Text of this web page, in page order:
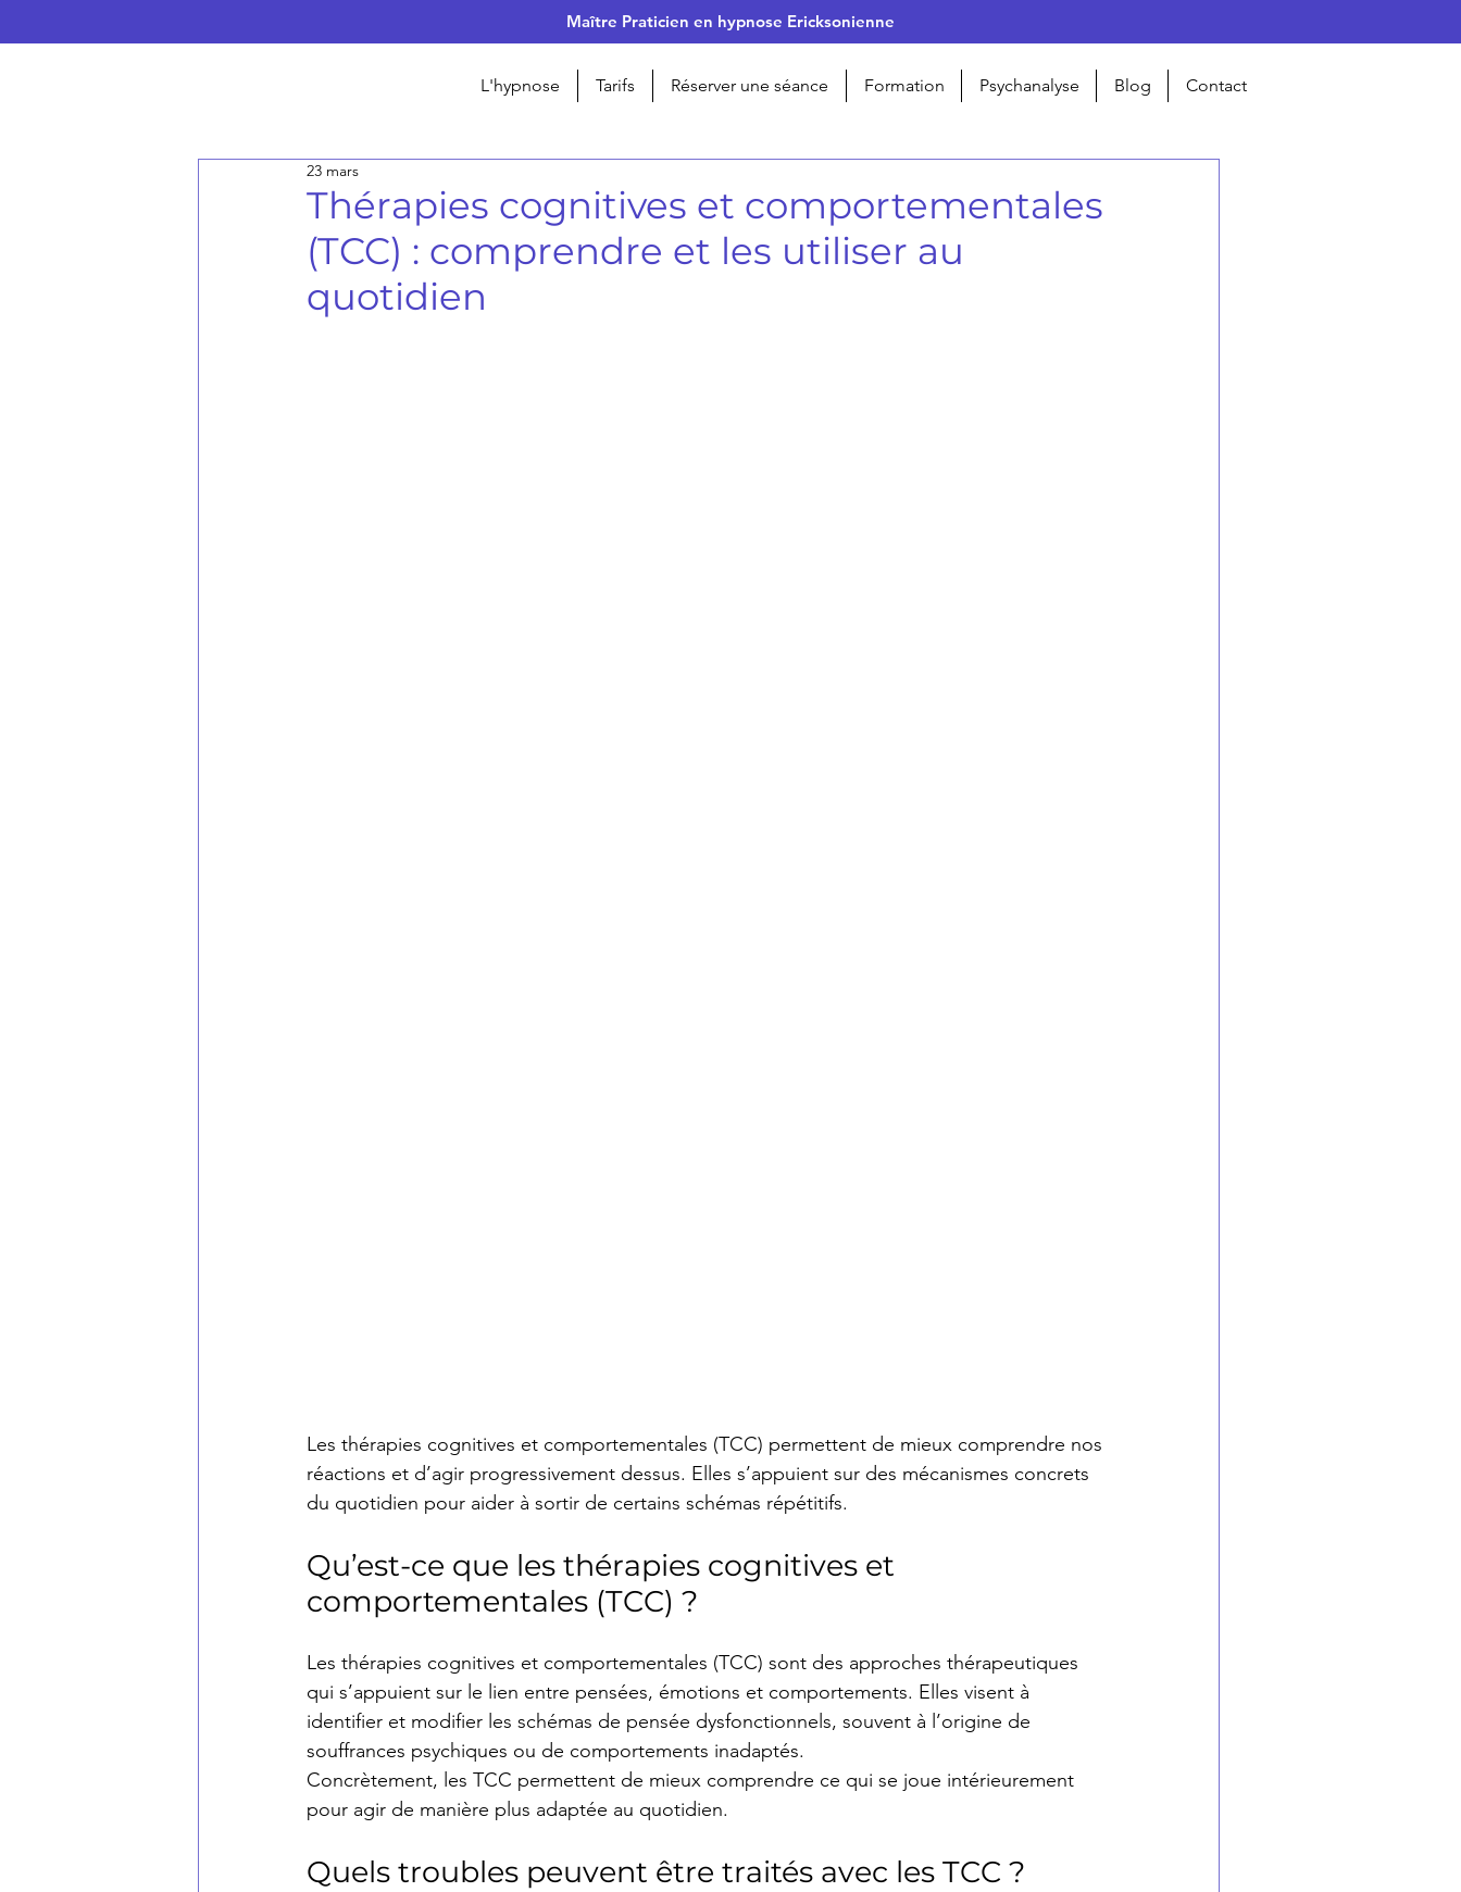
Maître Praticien en hypnose Ericksonienne
L'hypnose Tarifs Réserver une séance Formation Psychanalyse Blog Contact
Thérapies cognitives et comportementales
(TCC) : comprendre et les utiliser au
quotidien
23 mars
Les thérapies cognitives et comportementales (TCC) permettent de mieux comprendre nos
réactions et d’agir progressivement dessus. Elles s’appuient sur des mécanismes concrets
du quotidien pour aider à sortir de certains schémas répétitifs.
Qu’est-ce que les thérapies cognitives et
comportementales (TCC) ?
Les thérapies cognitives et comportementales (TCC) sont des approches thérapeutiques
qui s’appuient sur le lien entre pensées, émotions et comportements. Elles visent à
identifier et modifier les schémas de pensée dysfonctionnels, souvent à l’origine de
souffrances psychiques ou de comportements inadaptés.
Concrètement, les TCC permettent de mieux comprendre ce qui se joue intérieurement
pour agir de manière plus adaptée au quotidien.
Quels troubles peuvent être traités avec les TCC ?